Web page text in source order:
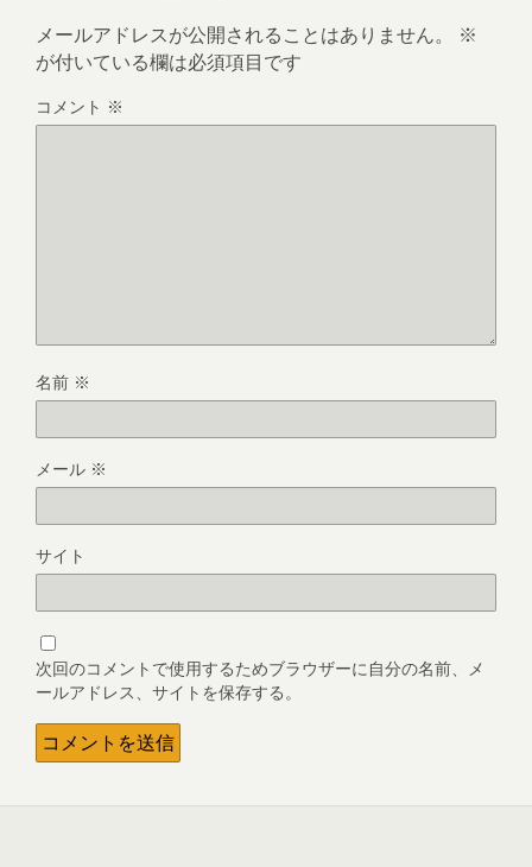
メールアドレスが公開されることはありません。
※
が付いている欄は必須項目です
コメント ※
名前 ※
メール ※
サイト
次回のコメントで使用するためブラウザーに自分の名前、メ
ールアドレス、サイトを保存する。